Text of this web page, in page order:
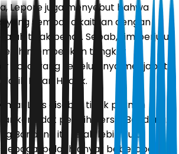
Lepore juga menyebut bahwa
yang sempat dikaitkan dengan
tidak benar. Sebab, tim berjuluk
telah memberikan tongkat
Tolic, yang sebelumnya menjabat
Bojan Hodak.
Loss disebut tidak pernah
kandidat pelatih Persib Bandung.
Bandung itu telah lebih dulu
pelatih anyar beberapa